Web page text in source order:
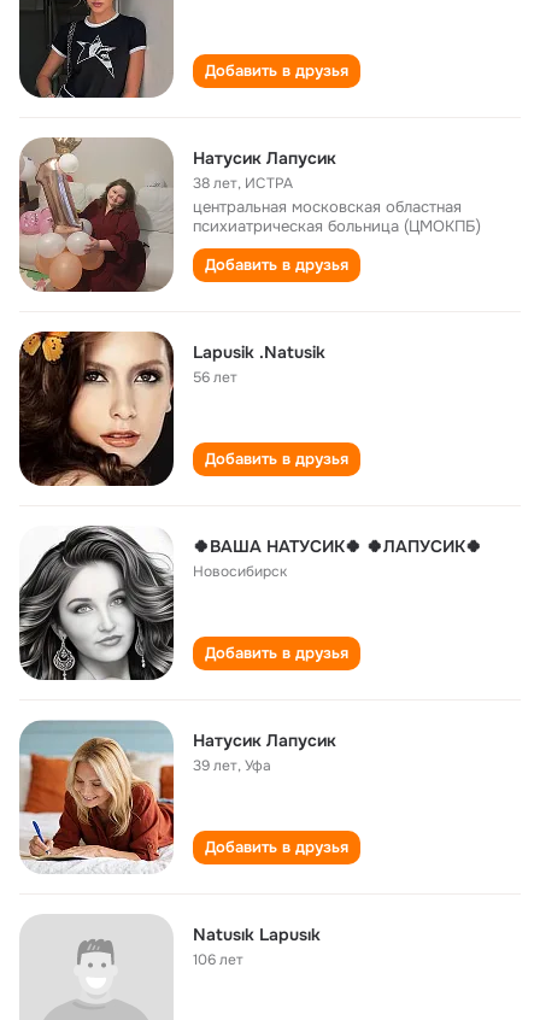
Добавить в друзья
Натусик Лапусик
38 лет, ИСТРА
центральная московская областная
психиатрическая больница (ЦМОКПБ)
Добавить в друзья
Lapusik .Natusik
56 лет
Добавить в друзья
🍀ВАША НАТУСИК🍀 🍀ЛАПУСИК🍀
Новосибирск
Добавить в друзья
Натусик Лапусик
39 лет,Уфа
Добавить в друзья
Natusık Lapusık
106 лет